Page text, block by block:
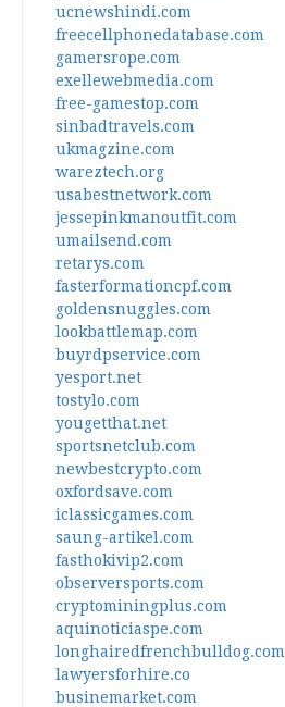
ucnewshindi.com
freecellphonedatabase.com
gamersrope.com
exellewebmedia.com
free-gamestop.com
sinbadtravels.com
ukmagzine.com
wareztech.org
usabestnetwork.com
jessepinkmanoutfit.com
umailsend.com
retarys.com
fasterformationcpf.com
goldensnuggles.com
lookbattlemap.com
buyrdpservice.com
yesport.net
tostylo.com
yougetthat.net
sportsnetclub.com
newbestcrypto.com
oxfordsave.com
iclassicgames.com
saung-artikel.com
fasthokivip2.com
observersports.com
cryptominingplus.com
aquinoticiaspe.com
longhairedfrenchbulldog.com
lawyersforhire.co
businemarket.com